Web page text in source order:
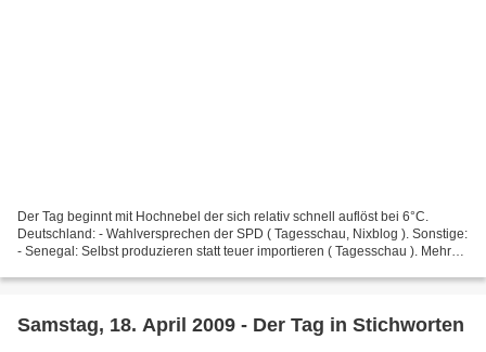
Der Tag beginnt mit Hochnebel der sich relativ schnell auflöst bei 6°C.
Deutschland: - Wahlversprechen der SPD ( Tagesschau, Nixblog ). Sonstige:
- Senegal: Selbst produzieren statt teuer importieren ( Tagesschau ). Mehr
Samstag, 18. April 2009 - Der Tag in Stichworten